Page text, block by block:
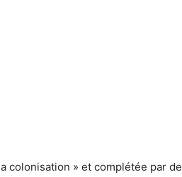
colonisation » et complétée par de